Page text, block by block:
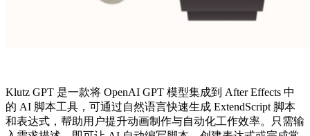
Klutz GPT 是一款将 OpenAI GPT 模型集成到 After Effects 中
的 AI 脚本工具，可通过自然语言快速生成 ExtendScript 脚本
和表达式，帮助用户提升动画制作与自动化工作效率。只需输